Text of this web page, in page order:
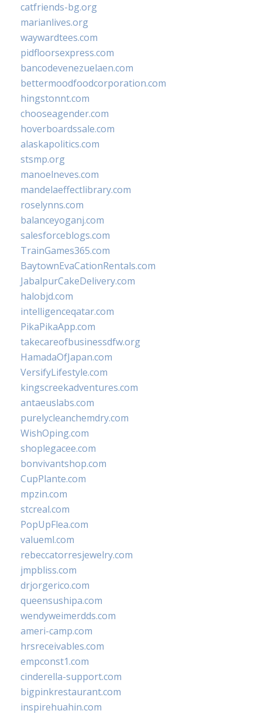
catfriends-bg.org
marianlives.org
waywardtees.com
pidfloorsexpress.com
bancodevenezuelaen.com
bettermoodfoodcorporation.com
hingstonnt.com
chooseagender.com
hoverboardssale.com
alaskapolitics.com
stsmp.org
manoelneves.com
mandelaeffectlibrary.com
roselynns.com
balanceyoganj.com
salesforceblogs.com
TrainGames365.com
BaytownEvaCationRentals.com
JabalpurCakeDelivery.com
halobjd.com
intelligenceqatar.com
PikaPikaApp.com
takecareofbusinessdfw.org
HamadaOfJapan.com
VersifyLifestyle.com
kingscreekadventures.com
antaeuslabs.com
purelycleanchemdry.com
WishOping.com
shoplegacee.com
bonvivantshop.com
CupPlante.com
mpzin.com
stcreal.com
PopUpFlea.com
valueml.com
rebeccatorresjewelry.com
jmpbliss.com
drjorgerico.com
queensushipa.com
wendyweimerdds.com
ameri-camp.com
hrsreceivables.com
empconst1.com
cinderella-support.com
bigpinkrestaurant.com
inspirehuahin.com